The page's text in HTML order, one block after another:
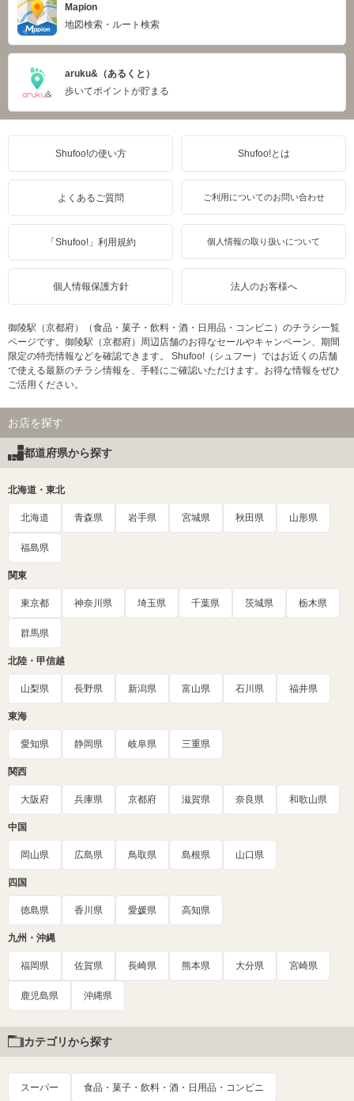
Mapion
地図検索・ルート検索
aruku&（あるくと）
歩いてポイントが貯まる
Shufoo!の使い方 Shufoo!とは
よくあるご質問 ご利用についてのお問い合わせ
「Shufoo!」利用規約 個人情報の取り扱いについて
個人情報保護方針 法人のお客様へ
御陵駅（京都府）（食品・菓子・飲料・酒・日用品・コンビニ）のチラシ一覧
ページです。御陵駅（京都府）周辺店舗のお得なセールやキャンペーン、期間
限定の特売情報などを確認できます。 Shufoo!（シュフー）ではお近くの店舗
で使える最新のチラシ情報を、手軽にご確認いただけます。お得な情報をぜひ
ご活用ください。
お店を探す
都道府県から探す
北海道・東北
北海道 青森県 岩手県 宮城県 秋田県 山形県
福島県
関東
東京都 神奈川県 埼玉県 千葉県 茨城県 栃木県
群馬県
北陸・甲信越
山梨県 長野県 新潟県 富山県 石川県 福井県
東海
愛知県 静岡県 岐阜県 三重県
関西
大阪府 兵庫県 京都府 滋賀県 奈良県 和歌山県
中国
岡山県 広島県 鳥取県 島根県 山口県
四国
徳島県 香川県 愛媛県 高知県
九州・沖縄
福岡県 佐賀県 長崎県 熊本県 大分県 宮崎県
鹿児島県 沖縄県
カテゴリから探す
スーパー 食品・菓子・飲料・酒・日用品・コンビニ